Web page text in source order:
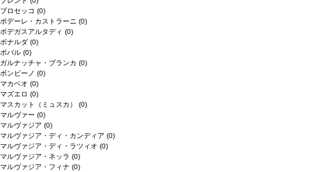
プロセッコ (0)
ポデーレ・カストラーニ (0)
ボデガスアルタディ (0)
ボナルダ (0)
ボバル (0)
ガルナッチャ・ブランカ (0)
ボンビーノ (0)
マカベオ (0)
マズエロ (0)
マスカット（ミュスカ） (0)
マルヴァー (0)
マルヴァジア (0)
マルヴァジア・ディ・カンディア (0)
マルヴァジア・ディ・ラツィオ (0)
マルヴァジア・ネッラ (0)
マルヴァジア・フィナ (0)